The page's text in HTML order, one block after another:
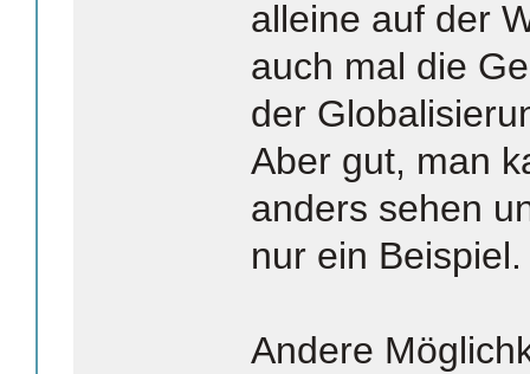
alleine auf der
auch mal die
der
Aber gut, man
anders sehen
nur ein Beispiel.
Andere